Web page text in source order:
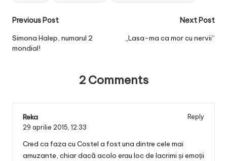
Post
navigation
Previous Post
Simona Halep, numarul 2
mondial!
Next Post
„Lasa-ma ca mor cu nervii”
2 Comments
Reka
Reply
29 aprilie 2015, 12:33
Cred ca faza cu Costel a fost una dintre cele mai
amuzante, chiar dacă acolo erau loc de lacrimi și emoții